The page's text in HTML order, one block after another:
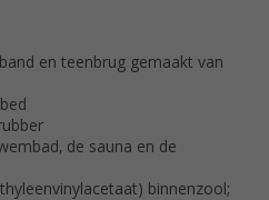
en teenbrug gemaakt van
de sauna en de
binnenzool;